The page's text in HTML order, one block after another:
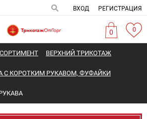
ВХОД РЕГИСТРАЦИЯ
0 0
ВЕРХНИЙ ТРИКОТАЖ
С КОРОТКИМ РУКАВОМ, ФУФАЙКИ